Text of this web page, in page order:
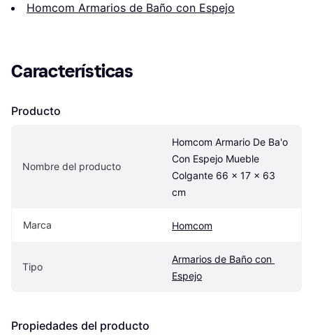
Homcom Armarios de Baño con Espejo
Características
Producto
Nombre del producto
Homcom Armario De Ba'o
Con Espejo Mueble
Colgante 66 x 17 x 63
cm
Marca Homcom
Tipo
Armarios de Baño con
Espejo
Propiedades del producto